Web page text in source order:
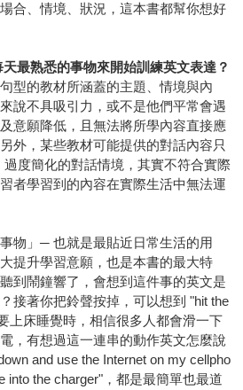
合、情境、狀況，這本書都幫你想好
最熟悉的事物來開始訓練英文表達？
型的教材所涵蓋的主題、情境與內
說不具吸引力，或不是他們平常會遇
意願降低，且無法將所學內容直接應
外，某些教材可能提供的對話內容只
度簡化的對話情境，其實不符合實際
者學習到的內容在實際生活中無法運
物」─ 也就是最貼近日常生活的用
提升學習意願，也是本書的最大特
到鬧鐘響了，會想到這件事的英文是
接著你把鈴聲按掉，可以想到 "hit the
上床睡覺時，相信很多人都會滑一下
，有想過這一連串的動作英文怎麼說
and use the Internet on my cellpho
into the charger"，都是最簡單也最道